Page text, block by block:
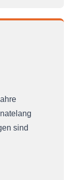
sind